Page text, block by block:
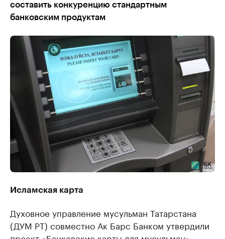
составить конкуренцию стандартным
банковским продуктам
Исламская карта
Духовное управление мусульман Татарстана
(ДУМ РТ) совместно Ак Барс Банком утвердили